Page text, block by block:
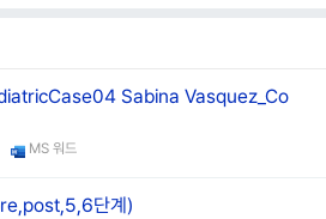
Sabina Vasquez_Co
MS 워드
단계)